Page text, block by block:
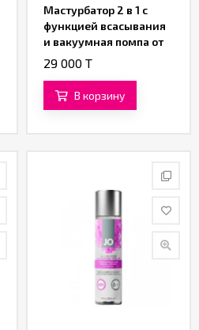
Мастурбатор 2 в 1 с
функцией всасывания
и вакуумная помпа от
«SXTOP»
29 000 T
В корзину